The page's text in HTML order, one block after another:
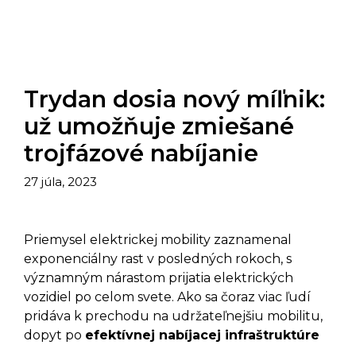
Trydan dosia nový míľnik:
už umožňuje zmiešané
trojfázové nabíjanie
27 júla, 2023
Priemysel elektrickej mobility zaznamenal
exponenciálny rast v posledných rokoch, s
významným nárastom prijatia elektrických
vozidiel po celom svete. Ako sa čoraz viac ľudí
pridáva k prechodu na udržateľnejšiu mobilitu,
dopyt po efektívnej nabíjacej infraštruktúre